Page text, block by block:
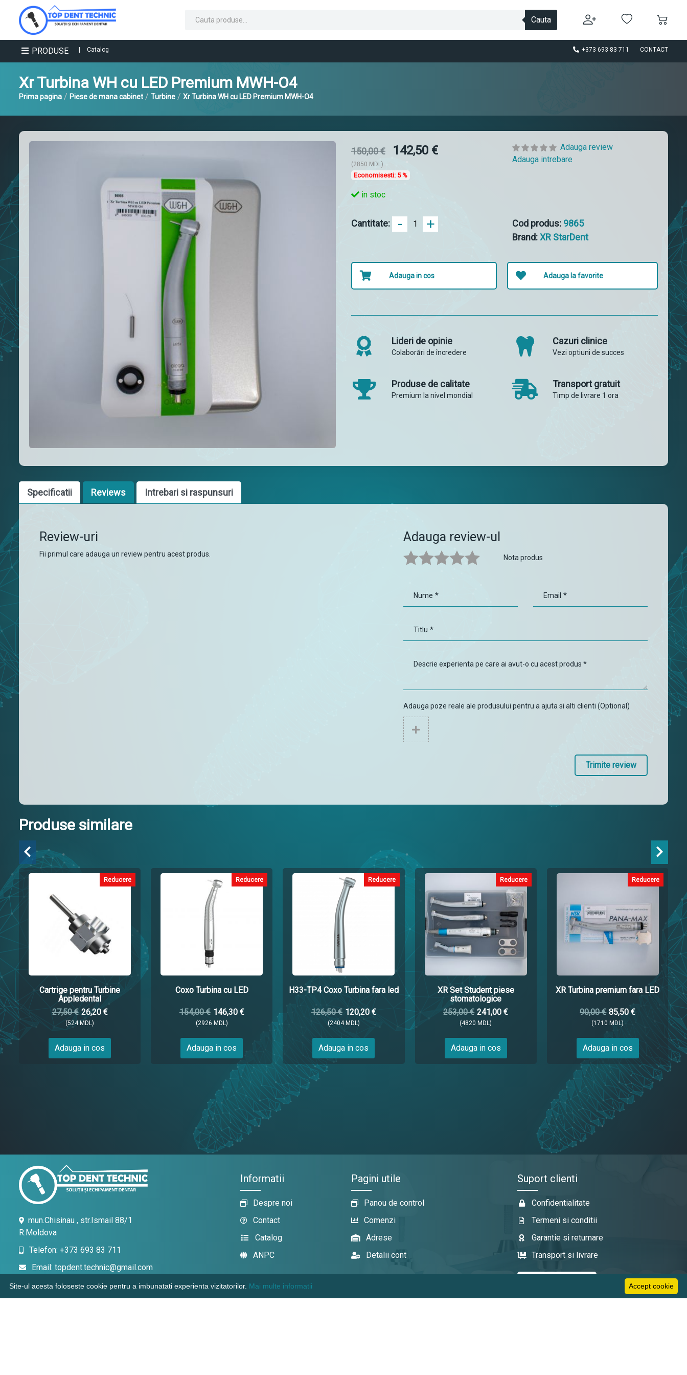
Cauta
PRODUSE Catalog +373 693 83 711 CONTACT
Xr Turbina WH cu LED Premium MWH-O4
Prima pagina / Piese de mana cabinet / Turbine / Xr Turbina WH cu LED Premium MWH-O4
150,00 € 142,50 €
(2850 MDL)
Economisesti: 5 %
in stoc
Adauga review
Adauga intrebare
Cantitate: - + Cod produs: 9865
Brand:XR StarDent
Adauga in cos Adauga la favorite
Lideri de opinie
Colaborări de încredere
Cazuri clinice
Vezi optiuni de succes
Produse de calitate
Premium la nivel mondial
Transport gratuit
Timp de livrare 1 ora
Specificatii Reviews Intrebari si raspunsuri
Review-uri
Fii primul care adauga un review pentru acest produs.
Adauga review-ul
Nota produs
Nume * Email *
Titlu *
Descrie experienta pe care ai avut-o cu acest produs *
Adauga poze reale ale produsului pentru a ajuta si alti clienti (Optional)
Trimite review
Produse similare
Reducere
Cartrige pentru Turbine
Appledental
27,50 € 26,20 €
(524 MDL)
Adauga in cos
Reducere
Coxo Turbina cu LED
154,00 € 146,30 €
(2926 MDL)
Adauga in cos
Reducere
H33-TP4 Coxo Turbina fara led
126,50 € 120,20 €
(2404 MDL)
Adauga in cos
Reducere
XR Set Student piese
stomatologice
253,00 € 241,00 €
(4820 MDL)
Adauga in cos
Reducere
XR Turbina premium fara LED
90,00 € 85,50 €
(1710 MDL)
Adauga in cos
mun.Chisinau , str.Ismail 88/1
R.Moldova
Telefon: +373 693 83 711
Email: topdent.technic@gmail.com
Informatii
Despre noi
Contact
Catalog
ANPC
Pagini utile
Panou de control
Comenzi
Adrese
Detalii cont
Suport clienti
Confidentialitate
Termeni si conditii
Garantie si returnare
Transport si livrare
Accept cookie
Site-ul acesta foloseste cookie pentru a imbunatati experienta vizitatorilor. Mai multe informatii